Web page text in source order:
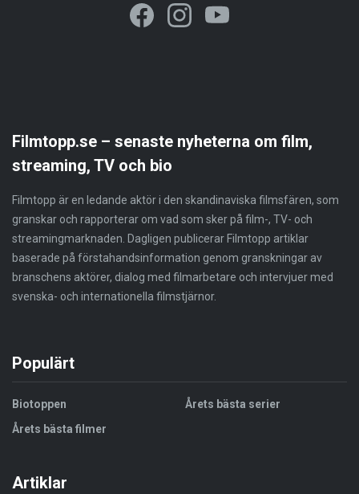
Filmtopp.se – senaste nyheterna om film,
streaming, TV och bio
Filmtopp är en ledande aktör i den skandinaviska filmsfären, som
granskar och rapporterar om vad som sker på film-, TV- och
streamingmarknaden. Dagligen publicerar Filmtopp artiklar
baserade på förstahandsinformation genom granskningar av
branschens aktörer, dialog med filmarbetare och intervjuer med
svenska- och internationella filmstjärnor.
Populärt
Biotoppen
Årets bästa filmer
Årets bästa serier
Artiklar